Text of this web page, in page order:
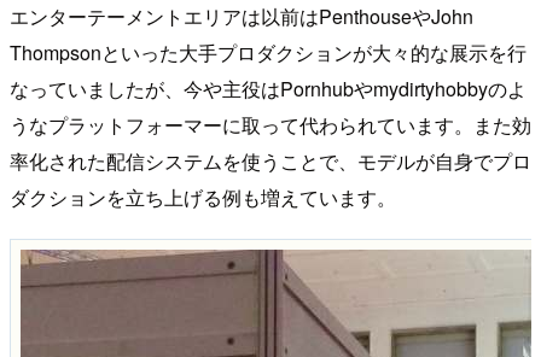
エンターテーメントエリアは以前はPenthouseやJohn
Thompsonといった大手プロダクションが大々的な展示を行
なっていましたが、今や主役はPornhubやmydirtyhobbyのよ
うなプラットフォーマーに取って代わられています。また効
率化された配信システムを使うことで、モデルが自身でプロ
ダクションを立ち上げる例も増えています。